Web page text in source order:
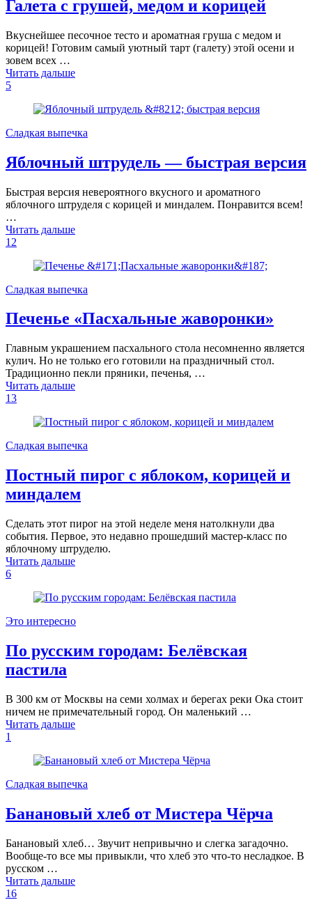
Галета с грушей, медом и корицей
Вкуснейшее песочное тесто и ароматная груша с медом и
корицей! Готовим самый уютный тарт (галету) этой осени и
зовем всех …
Читать дальше
5
Сладкая выпечка
Яблочный штрудель — быстрая версия
Быстрая версия невероятного вкусного и ароматного
яблочного штруделя с корицей и миндалем. Понравится всем!
…
Читать дальше
12
Сладкая выпечка
Печенье «Пасхальные жаворонки»
Главным украшением пасхального стола несомненно является
кулич. Но не только его готовили на праздничный стол.
Традиционно пекли пряники, печенья, …
Читать дальше
13
Сладкая выпечка
Постный пирог с яблоком, корицей и
миндалем
Сделать этот пирог на этой неделе меня натолкнули два
события. Первое, это недавно прошедший мастер-класс по
яблочному штруделю.
Читать дальше
6
Это интересно
По русским городам: Белёвская
пастила
В 300 км от Москвы на семи холмах и берегах реки Ока стоит
ничем не примечательный город. Он маленький …
Читать дальше
1
Сладкая выпечка
Банановый хлеб от Мистера Чёрча
Банановый хлеб… Звучит непривычно и слегка загадочно.
Вообще-то все мы привыкли, что хлеб это что-то несладкое. В
русском …
Читать дальше
16